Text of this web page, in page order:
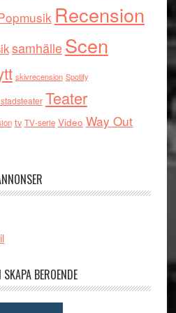
Recension
samhälleScen
skivrecension Spotify
Teater
tv TV-serie Video Way Out
BEROENDE